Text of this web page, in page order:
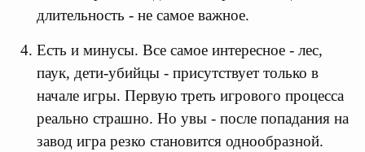
длительность - не самое важное.
Есть и минусы. Все самое интересное - лес,
паук, дети-убийцы - присутствует только в
начале игры. Первую треть игрового процесса
реально страшно. Но увы - после попадания на
завод игра резко становится однообразной.